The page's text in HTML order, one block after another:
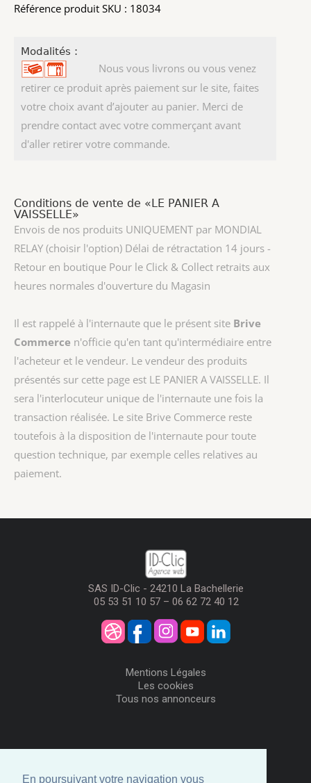
En poursuivant votre navigation vous
Référence produit SKU : 18034
Modalités :
Nous vous livrons ou vous venez
retirer ce produit après paiement sur le site, faites
votre choix avant d’ajouter au panier. Merci de
prendre contact avec votre commerçant avant
d'aller retirer votre commande.
Conditions de vente de «LE PANIER A
VAISSELLE»
Envois de nos produits UNIQUEMENT par MONDIAL
RELAY (choisir l'option) Délai de rétractation 14 jours -
Retour en boutique Pour le Click & Collect retraits aux
heures normales d'ouverture du Magasin
Il est rappelé à l'internaute que le présent site Brive
Commerce n'officie qu'en tant qu'intermédiaire entre
l'acheteur et le vendeur. Le vendeur des produits
présentés sur cette page est LE PANIER A VAISSELLE. Il
sera l'interlocuteur unique de l'internaute une fois la
transaction réalisée. Le site Brive Commerce reste
toutefois à la disposition de l'internaute pour toute
question technique, par exemple celles relatives au
paiement.
SAS ID-Clic - 24210 La Bachellerie
05 53 51 10 57 – 06 62 72 40 12
Mentions Légales
Les cookies
Tous nos annonceurs
Me Connecter